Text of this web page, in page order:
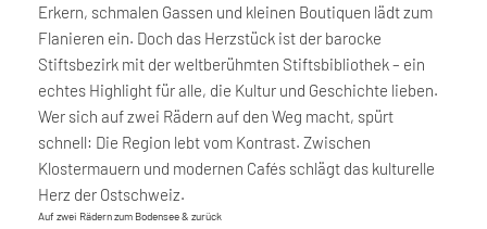
Erkern, schmalen Gassen und kleinen Boutiquen lädt zum
Flanieren ein. Doch das Herzstück ist der barocke
Stiftsbezirk mit der weltberühmten Stiftsbibliothek – ein
echtes Highlight für alle, die Kultur und Geschichte lieben.
Wer sich auf zwei Rädern auf den Weg macht, spürt
schnell: Die Region lebt vom Kontrast. Zwischen
Klostermauern und modernen Cafés schlägt das kulturelle
Herz der Ostschweiz.
Auf zwei Rädern zum Bodensee & zurück